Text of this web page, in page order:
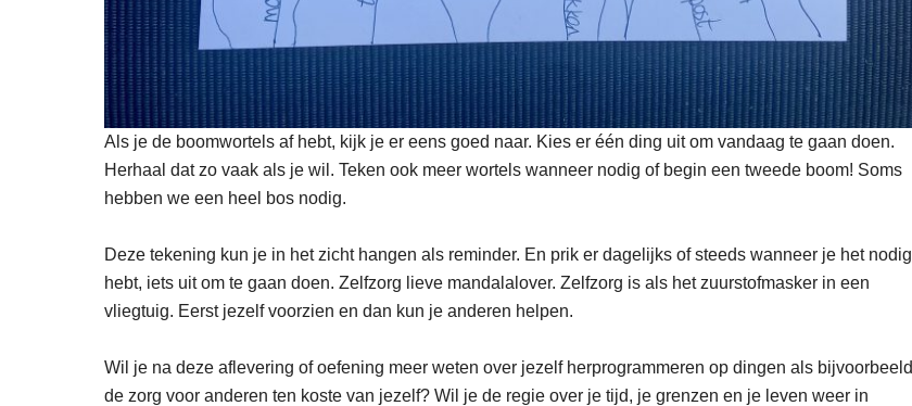
Als je de boomwortels af hebt, kijk je er eens goed naar. Kies er één ding uit om vandaag te gaan doen.
Herhaal dat zo vaak als je wil. Teken ook meer wortels wanneer nodig of begin een tweede boom! Soms
hebben we een heel bos nodig.
Deze tekening kun je in het zicht hangen als reminder. En prik er dagelijks of steeds wanneer je het nodig
hebt, iets uit om te gaan doen. Zelfzorg lieve mandalalover. Zelfzorg is als het zuurstofmasker in een
vliegtuig. Eerst jezelf voorzien en dan kun je anderen helpen.
Wil je na deze aflevering of oefening meer weten over jezelf herprogrammeren op dingen als bijvoorbeeld
de zorg voor anderen ten koste van jezelf? Wil je de regie over je tijd, je grenzen en je leven weer in